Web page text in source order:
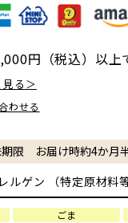
円（税込）以上
る＞
わせる
期限 お届け時約4か月
ルゲン （特定原材料
ごま